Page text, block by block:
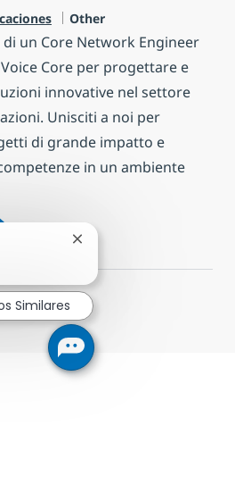
Categoría
Other
un Core Network Engineer
Core per progettare e
innovative nel settore
Unisciti a noi per
di grande impatto e
in un ambiente
Core Network Engineer /
Cerrar notificación de
Similares